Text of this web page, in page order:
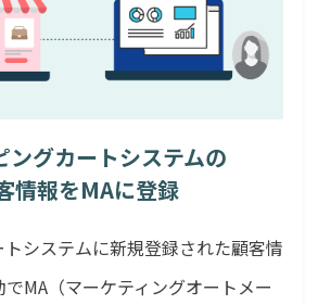
ングカートシステムの
情報をMAに登録
システムに新規登録された顧客情
MA（マーケティングオートメー